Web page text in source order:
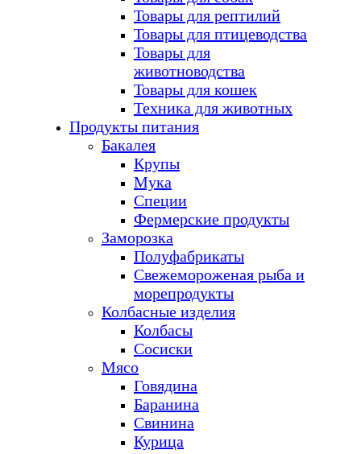
Товары для рептилий
Товары для птицеводства
Товары для
животноводства
Товары для кошек
Техника для животных
Продукты питания
Бакалея
Крупы
Мука
Специи
Фермерские продукты
Заморозка
Полуфабрикаты
Свежемороженая рыба и
морепродукты
Колбасные изделия
Колбасы
Сосиски
Мясо
Говядина
Баранина
Свинина
Курица